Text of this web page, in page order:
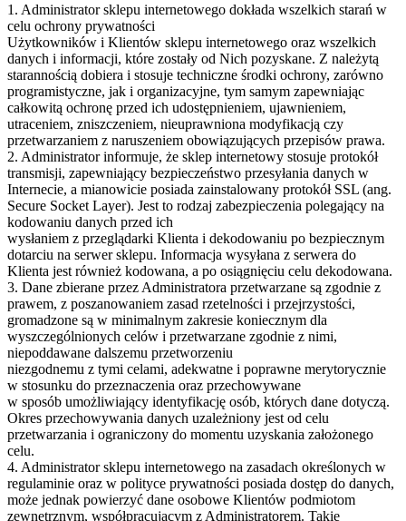
1. Administrator sklepu internetowego dokłada wszelkich starań w
celu ochrony prywatności
Użytkowników i Klientów sklepu internetowego oraz wszelkich
danych i informacji, które zostały od Nich pozyskane. Z należytą
starannością dobiera i stosuje techniczne środki ochrony, zarówno
programistyczne, jak i organizacyjne, tym samym zapewniając
całkowitą ochronę przed ich udostępnieniem, ujawnieniem,
utraceniem, zniszczeniem, nieuprawniona modyfikacją czy
przetwarzaniem z naruszeniem obowiązujących przepisów prawa.
2. Administrator informuje, że sklep internetowy stosuje protokół
transmisji, zapewniający bezpieczeństwo przesyłania danych w
Internecie, a mianowicie posiada zainstalowany protokół SSL (ang.
Secure Socket Layer). Jest to rodzaj zabezpieczenia polegający na
kodowaniu danych przed ich
wysłaniem z przeglądarki Klienta i dekodowaniu po bezpiecznym
dotarciu na serwer sklepu. Informacja wysyłana z serwera do
Klienta jest również kodowana, a po osiągnięciu celu dekodowana.
3. Dane zbierane przez Administratora przetwarzane są zgodnie z
prawem, z poszanowaniem zasad rzetelności i przejrzystości,
gromadzone są w minimalnym zakresie koniecznym dla
wyszczególnionych celów i przetwarzane zgodnie z nimi,
niepoddawane dalszemu przetworzeniu
niezgodnemu z tymi celami, adekwatne i poprawne merytorycznie
w stosunku do przeznaczenia oraz przechowywane
w sposób umożliwiający identyfikację osób, których dane dotyczą.
Okres przechowywania danych uzależniony jest od celu
przetwarzania i ograniczony do momentu uzyskania założonego
celu.
4. Administrator sklepu internetowego na zasadach określonych w
regulaminie oraz w polityce prywatności posiada dostęp do danych,
może jednak powierzyć dane osobowe Klientów podmiotom
zewnętrznym, współpracującym z Administratorem. Takie